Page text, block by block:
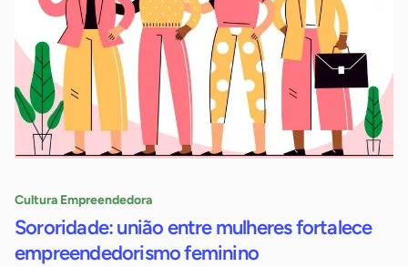
Cultura Empreendedora
Sororidade: união entre mulheres fortalece
empreendedorismo feminino